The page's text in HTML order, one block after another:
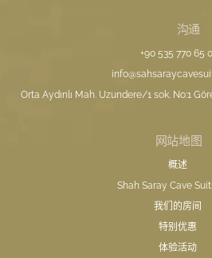
沟通
+90 535 770 65
Orta Aydınlı Mah. Uzundere/1 sok. No:1
网站地图
概述
Shah Saray Cave
我们的房间
特别优惠
体验活动